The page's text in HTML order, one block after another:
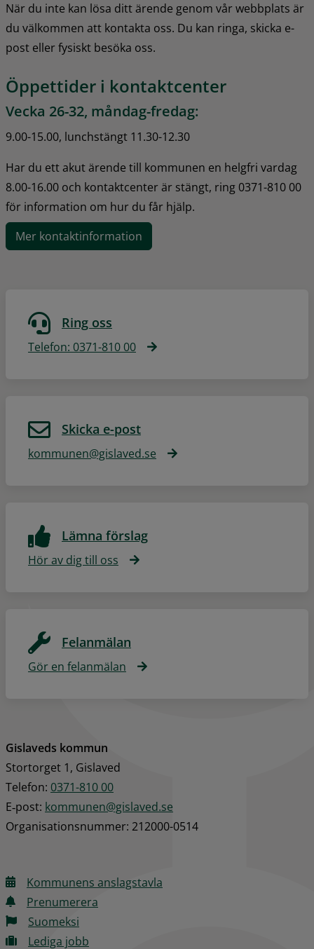
När du inte kan lösa ditt ärende genom vår webbplats är
du välkommen att kontakta oss. Du kan ringa, skicka e-
post eller fysiskt besöka oss.
Öppettider i kontaktcenter
Vecka 26-32, måndag-fredag:
9.00-15.00, lunchstängt 11.30-12.30
Har du ett akut ärende till kommunen en helgfri vardag
8.00-16.00 och kontaktcenter är stängt, ring 0371-810 00
för information om hur du får hjälp.
Mer kontaktinformation
Ring oss
Telefon: 0371-810 00
Skicka e-post
kommunen@gislaved.se
Lämna förslag
Hör av dig till oss
Felanmälan
Gör en felanmälan
Gislaveds kommun
Stortorget 1, Gislaved
Telefon: 0371-810 00
E‑post: kommunen@gislaved.se
Organisationsnummer: 212000-0514
Kommunens anslagstavla
Prenumerera
Suomeksi
Lediga jobb